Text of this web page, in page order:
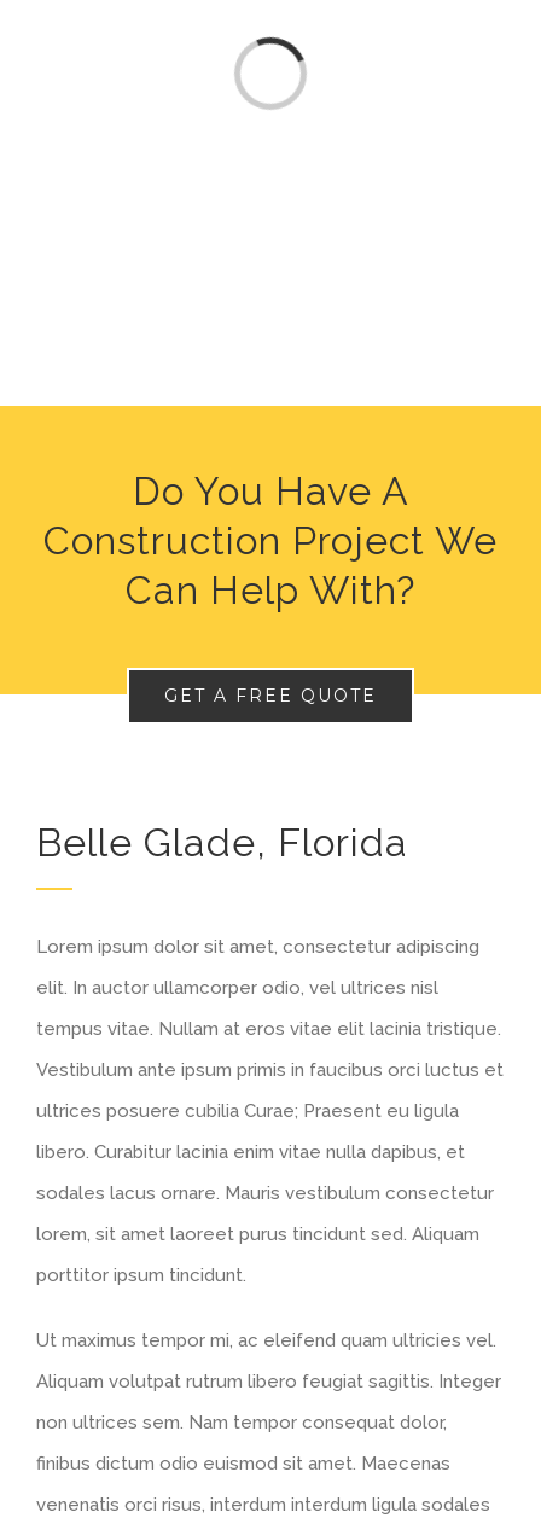
Chargement…
Do You Have A
Construction Project We
Can Help With?
GET A FREE QUOTE
Belle Glade, Florida
Lorem ipsum dolor sit amet, consectetur adipiscing
elit. In auctor ullamcorper odio, vel ultrices nisl
tempus vitae. Nullam at eros vitae elit lacinia tristique.
Vestibulum ante ipsum primis in faucibus orci luctus et
ultrices posuere cubilia Curae; Praesent eu ligula
libero. Curabitur lacinia enim vitae nulla dapibus, et
sodales lacus ornare. Mauris vestibulum consectetur
lorem, sit amet laoreet purus tincidunt sed. Aliquam
porttitor ipsum tincidunt.
Ut maximus tempor mi, ac eleifend quam ultricies vel.
Aliquam volutpat rutrum libero feugiat sagittis. Integer
non ultrices sem. Nam tempor consequat dolor,
finibus dictum odio euismod sit amet. Maecenas
venenatis orci risus, interdum interdum ligula sodales